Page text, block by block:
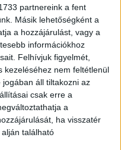
partnereink a fent
Másik lehetőségként a
a hozzájárulást, vagy a
információkhoz
Felhívjuk figyelmét,
kezeléséhez nem feltétlenül
áll tiltakozni az
csak erre a
a
ha visszatér
található